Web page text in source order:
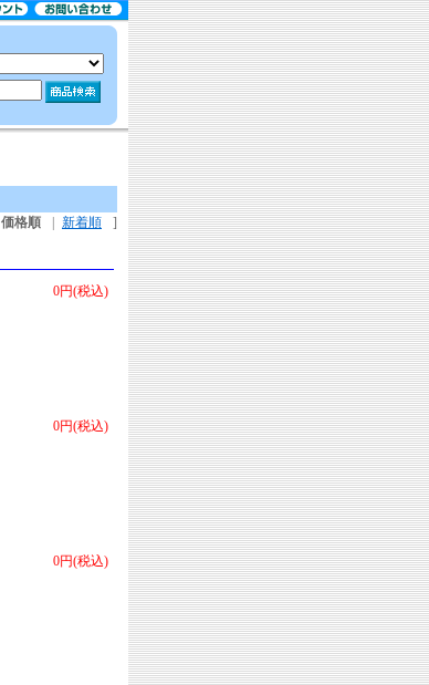
価格順 新着順
]
0円(税込)
0円(税込)
0円(税込)